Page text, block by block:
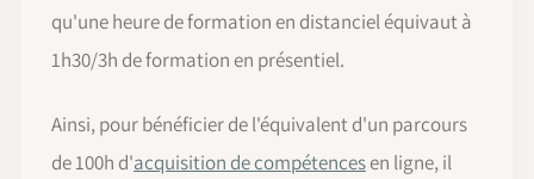
qu'une heure de formation en distanciel équivaut à
1h30/3h de formation en présentiel.
Ainsi, pour bénéficier de l'équivalent d'un parcours
de 100h d'acquisition de compétencesen ligne, il